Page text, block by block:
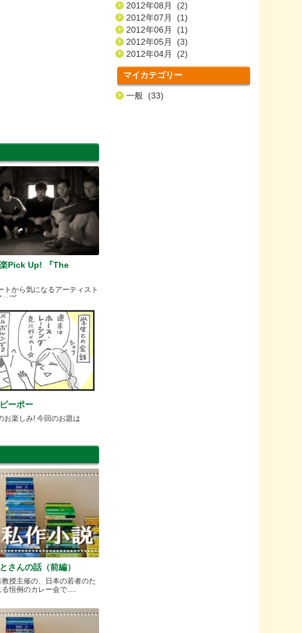
Pick Up! 『The
トから気になるアーティスト
ップ
ーポー
お楽しみ! 今回のお題は
さんの話（前編）
授主催の、日本の若者のた
恒例のカレー会で.....
2012年08月 (2)
2012年07月 (1)
2012年06月 (1)
2012年05月 (3)
2012年04月 (2)
マイカテゴリー
一般 (33)